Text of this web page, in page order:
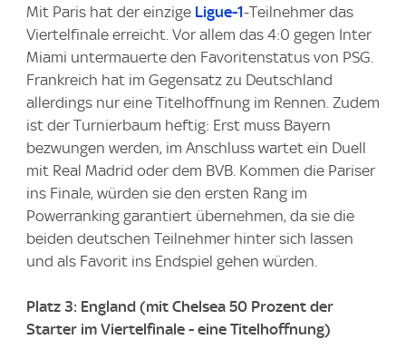
Mit Paris hat der einzige Ligue-1-Teilnehmer das
Viertelfinale erreicht. Vor allem das 4:0 gegen Inter
Miami untermauerte den Favoritenstatus von PSG.
Frankreich hat im Gegensatz zu Deutschland
allerdings nur eine Titelhoffnung im Rennen. Zudem
ist der Turnierbaum heftig: Erst muss Bayern
bezwungen werden, im Anschluss wartet ein Duell
mit Real Madrid oder dem BVB. Kommen die Pariser
ins Finale, würden sie den ersten Rang im
Powerranking garantiert übernehmen, da sie die
beiden deutschen Teilnehmer hinter sich lassen
und als Favorit ins Endspiel gehen würden.
Platz 3: England (mit Chelsea 50 Prozent der
Starter im Viertelfinale - eine Titelhoffnung)